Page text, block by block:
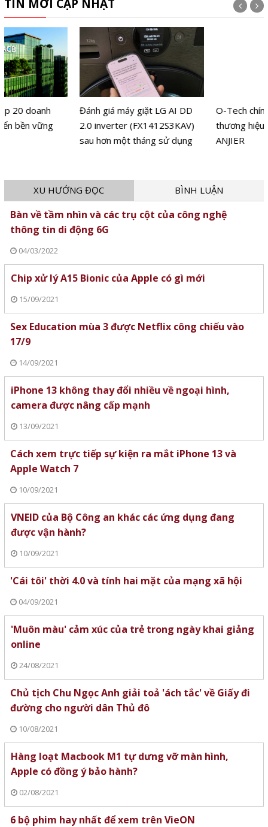
TIN MỚI CẬP NHẬT
Đánh giá máy giặt LG AI DD
2.0 inverter (FX1412S3KAV)
sau hơn một tháng sử dụng
O-Tech chính thức ra mắt
thương hiệu máy lọc nước
ANJIER
XU HƯỚNG ĐỌC BÌNH LUẬN
Bàn về tầm nhìn và các trụ cột của công nghệ
thông tin di động 6G
04/03/2022
Chip xử lý A15 Bionic của Apple có gì mới
15/09/2021
Sex Education mùa 3 được Netflix công chiếu vào
17/9
14/09/2021
iPhone 13 không thay đổi nhiều về ngoại hình,
camera được nâng cấp mạnh
13/09/2021
Cách xem trực tiếp sự kiện ra mắt iPhone 13 và
Apple Watch 7
10/09/2021
VNEID của Bộ Công an khác các ứng dụng đang
được vận hành?
10/09/2021
'Cái tôi' thời 4.0 và tính hai mặt của mạng xã hội
04/09/2021
'Muôn màu' cảm xúc của trẻ trong ngày khai giảng
online
24/08/2021
Chủ tịch Chu Ngọc Anh giải toả 'ách tắc' về Giấy đi
đường cho người dân Thủ đô
10/08/2021
Hàng loạt Macbook M1 tự dưng vỡ màn hình,
Apple có đồng ý bảo hành?
02/08/2021
6 bộ phim hay nhất để xem trên VieON